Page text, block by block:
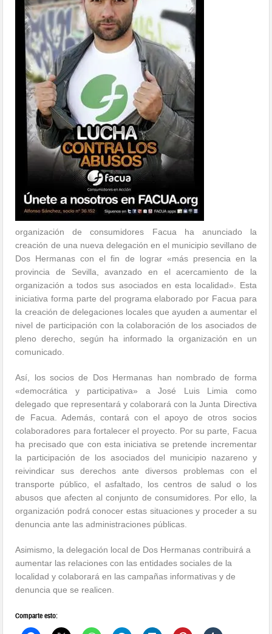
organización de consumidores Facua ha anunciado la
creación de una nueva delegación en el municipio sevillano de
Dos Hermanas con el fin de lograr «más presencia en la
provincia de Sevilla, avanzado en el acercamiento de la
organización a todos sus asociados en esta localidad». Esta
iniciativa forma parte del programa elaborado por Facua para
la creación de delegaciones locales que ayuden a aumentar el
nivel de participación con la colaboración de los asociados de
pleno derecho, según ha informado la organización en un
comunicado.
Así, los socios de Dos Hermanas han nombrado de forma
«democrática y participativa» a José Luis Limia como
delegado que representará y colaborará con la Junta Directiva
de Facua. Además, contará con el apoyo de otros socios
colaboradores para fortalecer el proyecto. Por su parte, Facua
ha precisado que con esta iniciativa se pretende incrementar
la participación de los asociados del municipio nazareno y
reivindicar sus derechos ante diversos problemas con el
transporte público, el asfaltado, los centros de salud o los
abusos que afecten al conjunto de consumidores. Por ello, la
organización podrá conocer estas situaciones y proceder a su
denuncia ante las administraciones públicas.
Asimismo, la delegación local de Dos Hermanas contribuirá a
aumentar las relaciones con las entidades sociales de la
localidad y colaborará en las campañas informativas y de
denuncia que se realicen.
Comparte esto: